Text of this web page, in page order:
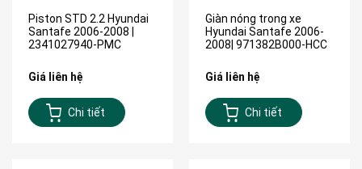
Piston STD 2.2 Hyundai
Santafe 2006-2008 |
2341027940-PMC
Giá liên hệ
Chi tiết
Giàn nóng trong xe
Hyundai Santafe 2006-
2008| 971382B000-HCC
Giá liên hệ
Chi tiết